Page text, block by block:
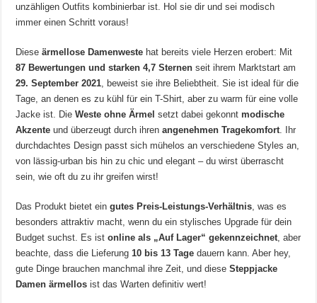
unzähligen Outfits kombinierbar ist. Hol sie dir und sei modisch
immer einen Schritt voraus!
Dieseärmellose Damenweste hat bereits viele Herzen erobert: Mit
87 Bewertungen und starken 4,7 Sternen seit ihrem Marktstart am
29. September 2021 , beweist sie ihre Beliebtheit. Sie ist ideal für die
Tage, an denen es zu kühl für ein T-Shirt, aber zu warm für eine volle
Jacke ist. DieWeste ohne Ärmel setzt dabei gekonntmodische
Akzente und überzeugt durch ihrenangenehmen Tragekomfort . Ihr
durchdachtes Design passt sich mühelos an verschiedene Styles an,
von lässig-urban bis hin zu chic und elegant – du wirst überrascht
sein, wie oft du zu ihr greifen wirst!
Das Produkt bietet eingutes Preis-Leistungs-Verhältnis , was es
besonders attraktiv macht, wenn du ein stylisches Upgrade für dein
Budget suchst. Es istonline als „Auf Lager“ gekennzeichnet , aber
beachte, dass die Lieferung 10 bis 13 Tage dauern kann. Aber hey,
gute Dinge brauchen manchmal ihre Zeit, und dieseSteppjacke
Damen ärmellos ist das Warten definitiv wert!